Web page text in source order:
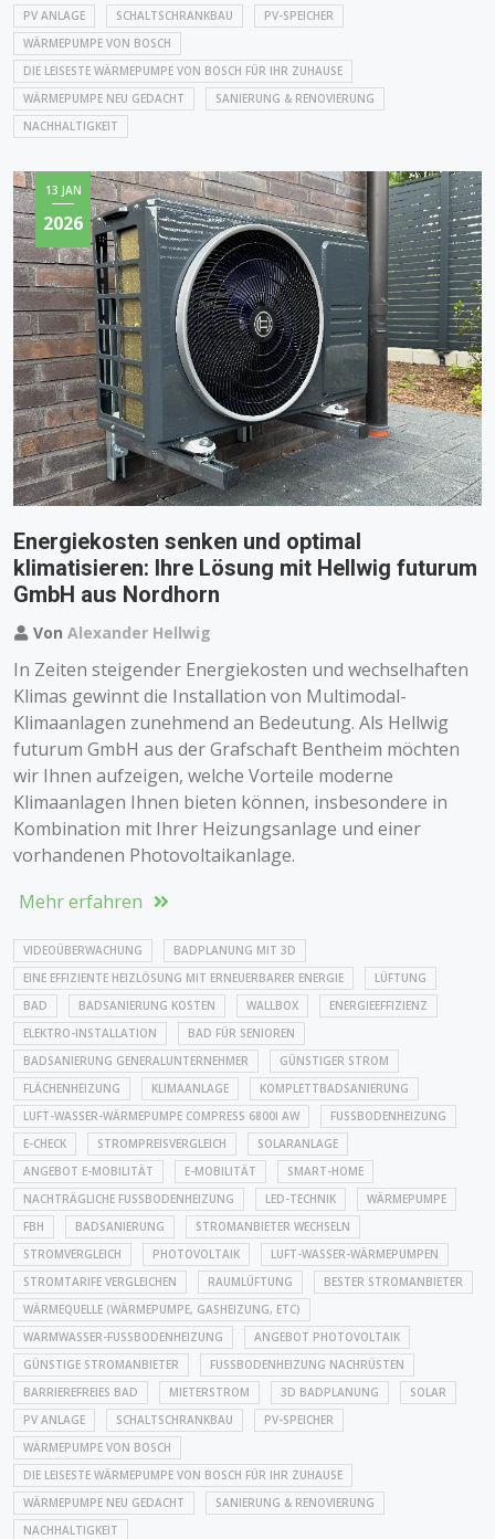
PV ANLAGE SCHALTSCHRANKBAU
PV-SPEICHER
WÄRMEPUMPE VON BOSCH
DIE LEISESTE WÄRMEPUMPE VON BOSCH FÜR IHR ZUHAUSE
WÄRMEPUMPE NEU GEDACHT
SANIERUNG & RENOVIERUNG
NACHHALTIGKEIT
Energiekosten senken und optimal
klimatisieren: Ihre Lösung mit Hellwig futurum
GmbH aus Nordhorn
13 JAN
2026
Von Alexander Hellwig
In Zeiten steigender Energiekosten und wechselhaften
Klimas gewinnt die Installation von Multimodal-
Klimaanlagen zunehmend an Bedeutung. Als Hellwig
futurum GmbH aus der Grafschaft Bentheim möchten
wir Ihnen aufzeigen, welche Vorteile moderne
Klimaanlagen Ihnen bieten können, insbesondere in
Kombination mit Ihrer Heizungsanlage und einer
vorhandenen Photovoltaikanlage.
Mehr erfahren
VIDEOÜBERWACHUNG
BADPLANUNG MIT 3D
EINE EFFIZIENTE HEIZLÖSUNG MIT ERNEUERBARER ENERGIE
LÜFTUNG
BAD
BADSANIERUNG KOSTEN WALLBOX
ENERGIEEFFIZIENZ
ELEKTRO-INSTALLATION
BAD FÜR SENIOREN
BADSANIERUNG GENERALUNTERNEHMER
GÜNSTIGER STROM
FLÄCHENHEIZUNG
KLIMAANLAGE
KOMPLETTBADSANIERUNG
LUFT-WASSER-WÄRMEPUMPE COMPRESS 6800I AW
FUSSBODENHEIZUNG
E-CHECK
STROMPREISVERGLEICH
SOLARANLAGE
ANGEBOT E-MOBILITÄT
E-MOBILITÄT
SMART-HOME
NACHTRÄGLICHE FUSSBODENHEIZUNG
LED-TECHNIK
WÄRMEPUMPE
FBH
BADSANIERUNG
STROMANBIETER WECHSELN
STROMVERGLEICH
PHOTOVOLTAIK
LUFT-WASSER-WÄRMEPUMPEN
STROMTARIFE VERGLEICHEN
RAUMLÜFTUNG
BESTER STROMANBIETER
WÄRMEQUELLE (WÄRMEPUMPE, GASHEIZUNG, ETC)
WARMWASSER-FUSSBODENHEIZUNG
ANGEBOT PHOTOVOLTAIK
GÜNSTIGE STROMANBIETER
FUSSBODENHEIZUNG NACHRÜSTEN
BARRIEREFREIES BAD
MIETERSTROM 3D BADPLANUNG
SOLAR
PV ANLAGE
SCHALTSCHRANKBAU
PV-SPEICHER
WÄRMEPUMPE VON BOSCH
DIE LEISESTE WÄRMEPUMPE VON BOSCH FÜR IHR ZUHAUSE
WÄRMEPUMPE NEU GEDACHT
SANIERUNG & RENOVIERUNG
NACHHALTIGKEIT